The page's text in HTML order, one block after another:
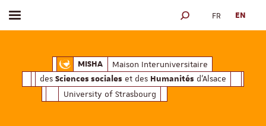
MISHAMaison Interuniversitaire des
Maison Interuniversitaire
des Sciences sociales et des Humanités d'Alsace
University of Strasbourg
Toggle menu SEARCH ENGINE
FR EN